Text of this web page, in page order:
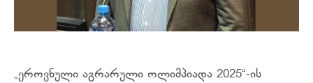
„ეროვნული აგრარული ოლიმპიადა 2025“-ის